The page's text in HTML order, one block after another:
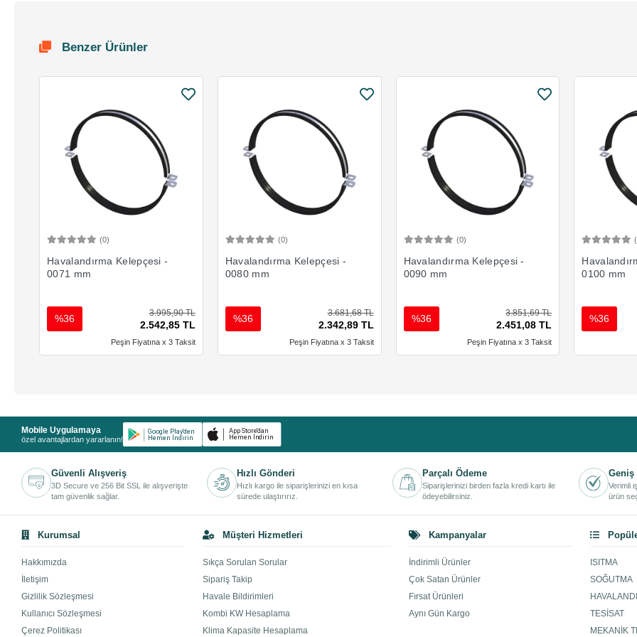
Benzer Ürünler
(0)
Havalandırma Kelepçesi -
0071 mm
3.995,90 TL
2.542,85 TL
%36
Peşin Fiyatına x 3 Taksit
(0)
Havalandırma Kelepçesi -
0080 mm
3.681,68 TL
2.342,89 TL
%36
Peşin Fiyatına x 3 Taksit
(0)
Havalandırma Kelepçesi -
0090 mm
3.851,69 TL
2.451,08 TL
%36
Peşin Fiyatına x 3 Taksit
0100 mm
%36
Mobile Uygulamaya
özel avantajlardan yararlanın!
Güvenli Alışveriş
3D Secure ve 256 Bit SSL ile alışverişte
tam güvenlik sağlar.
Hızlı Gönderi
Hızlı kargo ile siparişlerinizi en kısa
sürede ulaştırırız.
Parçalı Ödeme
Siparişlerinizi birden fazla kredi kartı ile
ödeyebilirsiniz.
Geniş
Verimli
ürün
Kurumsal
Hakkımızda
İletişim
Gizlilik Sözleşmesi
Kullanıcı Sözleşmesi
Çerez Politikası
Müşteri Hizmetleri
Sıkça Sorulan Sorular
Sipariş Takip
Havale Bildirimleri
Kombi KW Hesaplama
Klima Kapasite Hesaplama
Kampanyalar
İndirimli Ürünler
Çok Satan Ürünler
Fırsat Ürünleri
Aynı Gün Kargo
ISITMA
SOĞUTMA
TESİSAT
MEKANİK